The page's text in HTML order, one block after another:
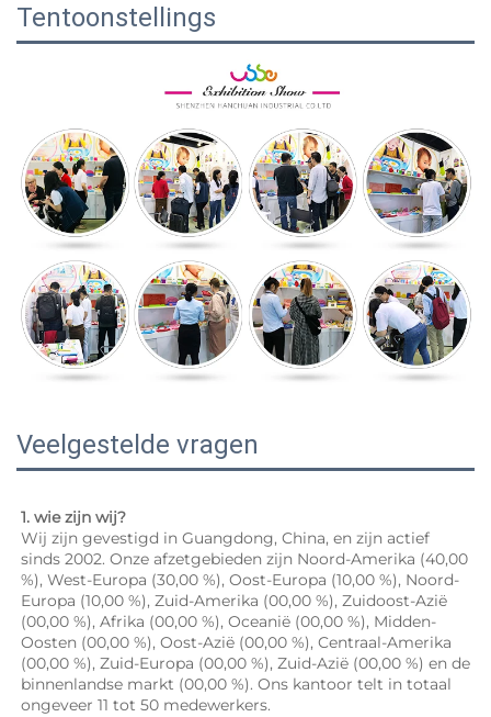
Tentoonstellings
Veelgestelde vragen
1. wie zijn wij?
Wij zijn gevestigd in Guangdong, China, en zijn actief
sinds 2002. Onze afzetgebieden zijn Noord-Amerika (40,00
%), West-Europa (30,00 %), Oost-Europa (10,00 %), Noord-
Europa (10,00 %), Zuid-Amerika (00,00 %), Zuidoost-Azië
(00,00 %), Afrika (00,00 %), Oceanië (00,00 %), Midden-
Oosten (00,00 %), Oost-Azië (00,00 %), Centraal-Amerika
(00,00 %), Zuid-Europa (00,00 %), Zuid-Azië (00,00 %) en de
binnenlandse markt (00,00 %). Ons kantoor telt in totaal
ongeveer 11 tot 50 medewerkers.